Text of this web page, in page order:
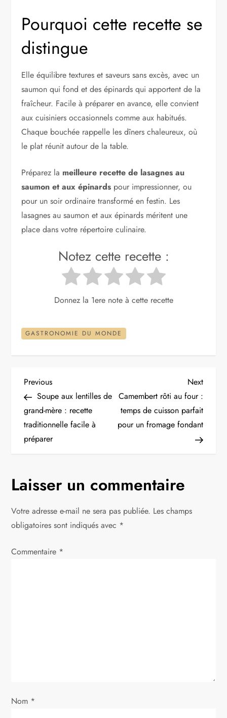
Pourquoi cette recette se
distingue
Elle équilibre textures et saveurs sans excès, avec un
saumon qui fond et des épinards qui apportent de la
fraîcheur. Facile à préparer en avance, elle convient
aux cuisiniers occasionnels comme aux habitués.
Chaque bouchée rappelle les dîners chaleureux, où
le plat réunit autour de la table.
Préparez la meilleure recette de lasagnes au
saumon et aux épinards pour impressionner, ou
pour un soir ordinaire transformé en festin. Les
lasagnes au saumon et aux épinards méritent une
place dans votre répertoire culinaire.
Notez cette recette :
Donnez la 1ere note à cette recette
GASTRONOMIE DU MONDE
N
a
v
g
a
t
i
’
Previous
Post
Previous
Soupe aux lentilles de
grand-mère : recette
traditionnelle facile à
préparer
Next
Post
Next
Camembert rôti au four :
temps de cuisson parfait
pour un fromage fondant
Laisser un commentaire
Votre adresse e-mail ne sera pas publiée. Les champs
obligatoires sont indiqués avec *
Commentaire *
Nom *